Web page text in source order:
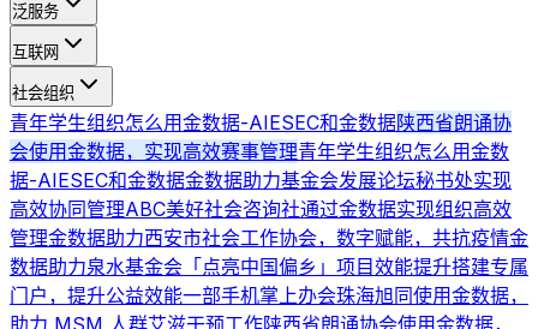
泛服务
互联网
社会组织
青年学生组织怎么用金数据-AIESEC和金数据陕西省朗诵协
会使用金数据，实现高效赛事管理青年学生组织怎么用金数
据-AIESEC和金数据金数据助力基金会发展论坛秘书处实现
高效协同管理ABC美好社会咨询社通过金数据实现组织高效
管理金数据助力西安市社会工作协会，数字赋能，共抗疫情金
数据助力泉水基金会「点亮中国偏乡」项目效能提升搭建专属
门户，提升公益效能一部手机掌上办会珠海旭同使用金数据，
助力 MSM 人群艾滋干预工作陕西省朗诵协会使用金数据，